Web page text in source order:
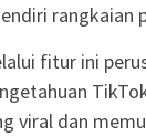
rangkaian
fitur ini
viral dan